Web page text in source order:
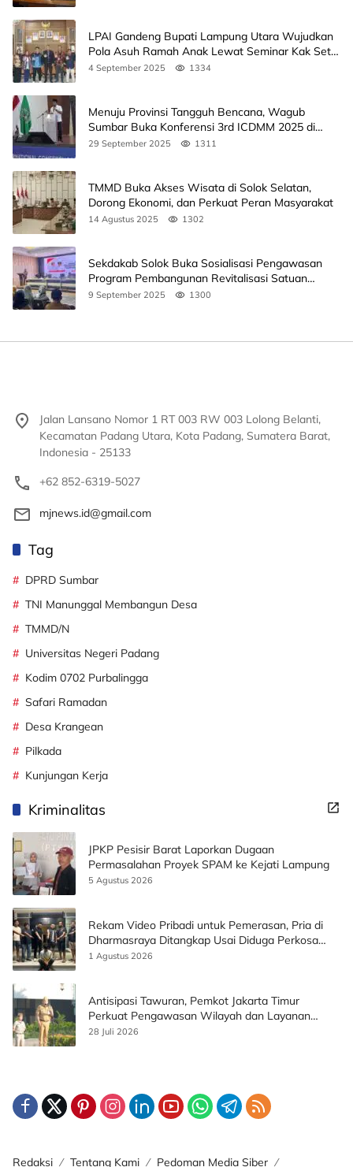
LPAI Gandeng Bupati Lampung Utara Wujudkan
Pola Asuh Ramah Anak Lewat Seminar Kak Seto,
Ini Jadwalnya
4 September 2025 1334
Menuju Provinsi Tangguh Bencana, Wagub
Sumbar Buka Konferensi 3rd ICDMM 2025 di
Unand
29 September 2025 1311
TMMD Buka Akses Wisata di Solok Selatan,
Dorong Ekonomi, dan Perkuat Peran Masyarakat
14 Agustus 2025 1302
Sekdakab Solok Buka Sosialisasi Pengawasan
Program Pembangunan Revitalisasi Satuan
Pendidikan
9 September 2025 1300
Jalan Lansano Nomor 1 RT 003 RW 003 Lolong Belanti,
Kecamatan Padang Utara, Kota Padang, Sumatera Barat,
Indonesia - 25133
+62 852-6319-5027
mjnews.id@gmail.com
Tag
DPRD Sumbar
TNI Manunggal Membangun Desa
TMMD/N
Universitas Negeri Padang
Kodim 0702 Purbalingga
Safari Ramadan
Desa Krangean
Pilkada
Kunjungan Kerja
Kriminalitas
JPKP Pesisir Barat Laporkan Dugaan
Permasalahan Proyek SPAM ke Kejati Lampung
5 Agustus 2026
Rekam Video Pribadi untuk Pemerasan, Pria di
Dharmasraya Ditangkap Usai Diduga Perkosa
Korban
1 Agustus 2026
Antisipasi Tawuran, Pemkot Jakarta Timur
Perkuat Pengawasan Wilayah dan Layanan
Publik
28 Juli 2026
Redaksi Tentang Kami Pedoman Media Siber